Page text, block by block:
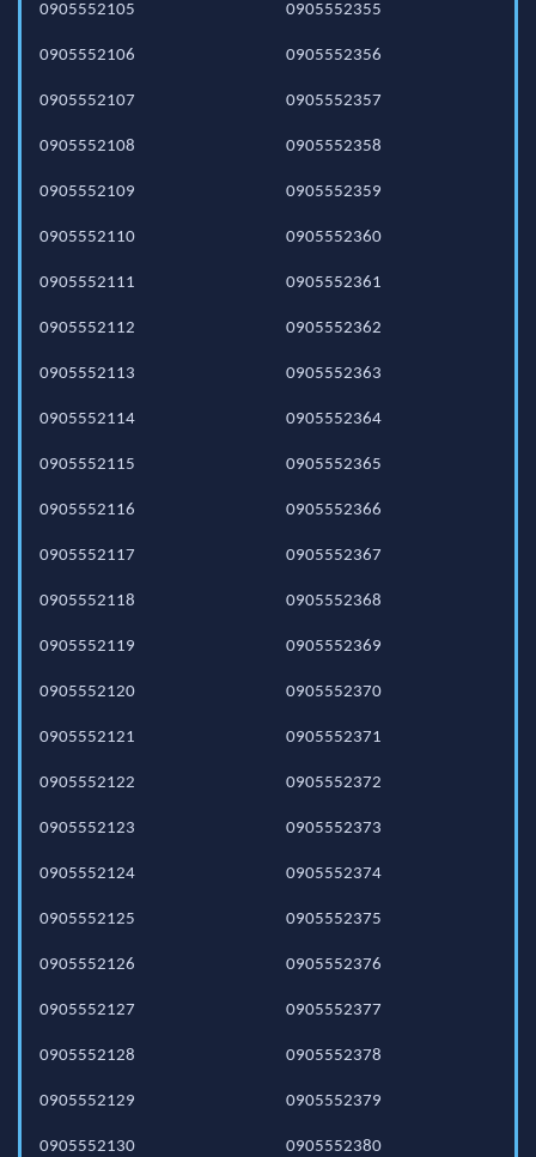
0905552105
0905552106
0905552107
0905552108
0905552109
0905552110
0905552111
0905552112
0905552113
0905552114
0905552115
0905552116
0905552117
0905552118
0905552119
0905552120
0905552121
0905552122
0905552123
0905552124
0905552125
0905552126
0905552127
0905552128
0905552129
0905552130
0905552355
0905552356
0905552357
0905552358
0905552359
0905552360
0905552361
0905552362
0905552363
0905552364
0905552365
0905552366
0905552367
0905552368
0905552369
0905552370
0905552371
0905552372
0905552373
0905552374
0905552375
0905552376
0905552377
0905552378
0905552379
0905552380